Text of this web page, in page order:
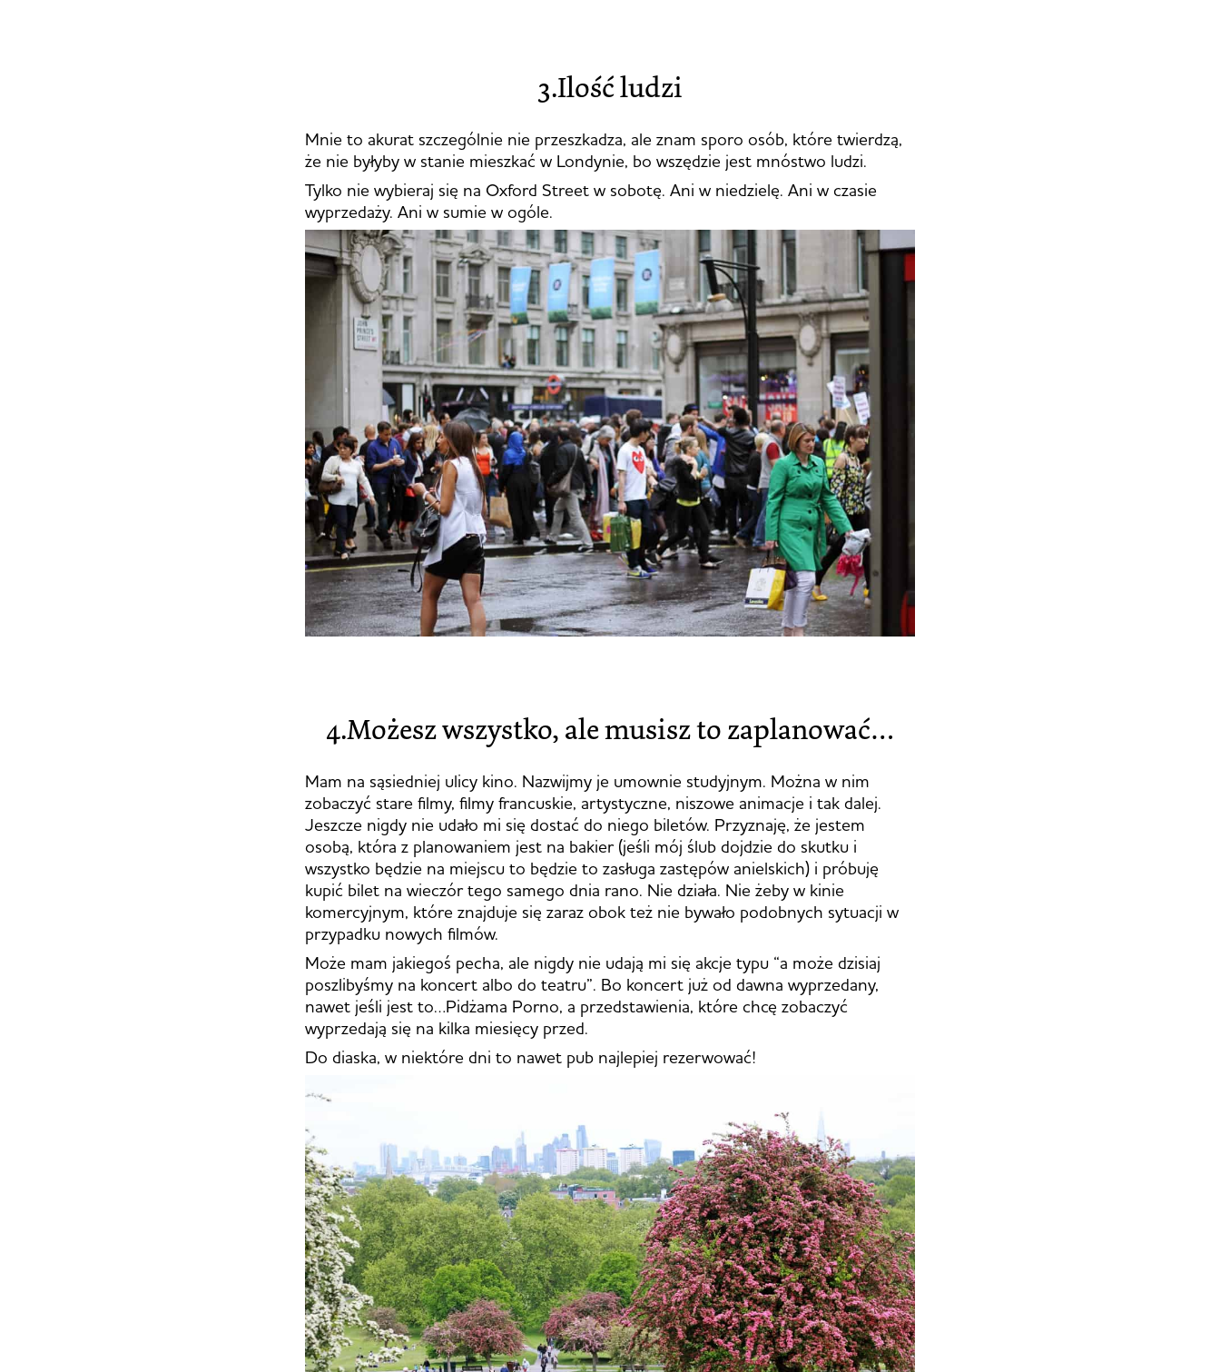
3.Ilość ludzi
Mnie to akurat szczególnie nie przeszkadza, ale znam sporo osób, które twierdzą,
że nie byłyby w stanie mieszkać w Londynie, bo wszędzie jest mnóstwo ludzi.
Tylko nie wybieraj się na Oxford Street w sobotę. Ani w niedzielę. Ani w czasie
wyprzedaży. Ani w sumie w ogóle.
4.Możesz wszystko, ale musisz to zaplanować…
Mam na sąsiedniej ulicy kino. Nazwijmy je umownie studyjnym. Można w nim
zobaczyć stare filmy, filmy francuskie, artystyczne, niszowe animacje i tak dalej.
Jeszcze nigdy nie udało mi się dostać do niego biletów. Przyznaję, że jestem
osobą, która z planowaniem jest na bakier (jeśli mój ślub dojdzie do skutku i
wszystko będzie na miejscu to będzie to zasługa zastępów anielskich) i próbuję
kupić bilet na wieczór tego samego dnia rano. Nie działa. Nie żeby w kinie
komercyjnym, które znajduje się zaraz obok też nie bywało podobnych sytuacji w
przypadku nowych filmów.
Może mam jakiegoś pecha, ale nigdy nie udają mi się akcje typu “a może dzisiaj
poszlibyśmy na koncert albo do teatru”. Bo koncert już od dawna wyprzedany,
nawet jeśli jest to…Pidżama Porno, a przedstawienia, które chcę zobaczyć
wyprzedają się na kilka miesięcy przed.
Do diaska, w niektóre dni to nawet pub najlepiej rezerwować!